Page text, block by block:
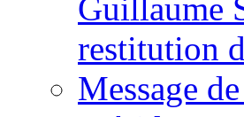
Guillaume
restitution
Message